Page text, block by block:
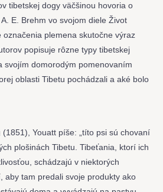
tibetskej dogy väčšinou hovoria o
E. Brehm vo svojom diele Život
plemena skutočne výraz
popisuje rôzne typy tibetskej
svojím domorodým pomenovaním
oblasti Tibetu pochádzali a aké bolo
Youatt píše: „títo psi sú chovaní
plošinách Tibetu. Tibeťania, ktorí ich
schádzajú v niektorých
aby tam predali svoje produkty ako